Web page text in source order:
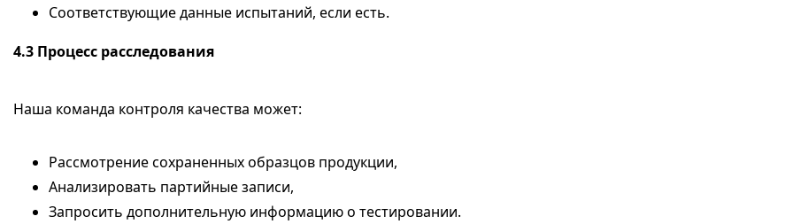
Соответствующие данные испытаний, если есть.
4.3 Процесс расследования
Наша команда контроля качества может:
Рассмотрение сохраненных образцов продукции,
Анализировать партийные записи,
Запросить дополнительную информацию о тестировании.